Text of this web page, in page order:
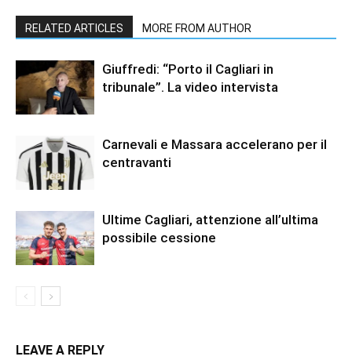
RELATED ARTICLES MORE FROM AUTHOR
Giuffredi: “Porto il Cagliari in
tribunale”. La video intervista
Carnevali e Massara accelerano per il
centravanti
Ultime Cagliari, attenzione all’ultima
possibile cessione
LEAVE A REPLY